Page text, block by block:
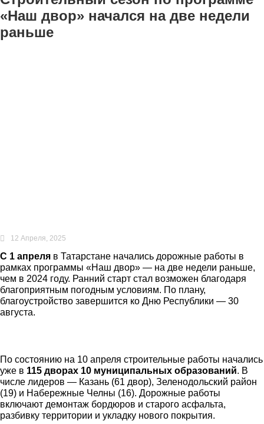
«Наш двор» начался на две недели
раньше
12 Апреля, 2025
С 1 апреля в Татарстане начались дорожные работы в
рамках программы «Наш двор» — на две недели раньше,
чем в 2024 году. Ранний старт стал возможен благодаря
благоприятным погодным условиям. По плану,
благоустройство завершится ко Дню Республики — 30
августа.
По состоянию на 10 апреля строительные работы начались
уже в 115 дворах 10 муниципальных образований. В
числе лидеров — Казань (61 двор), Зеленодольский район
(19) и Набережные Челны (16). Дорожные работы
включают демонтаж бордюров и старого асфальта,
разбивку территории и укладку нового покрытия.